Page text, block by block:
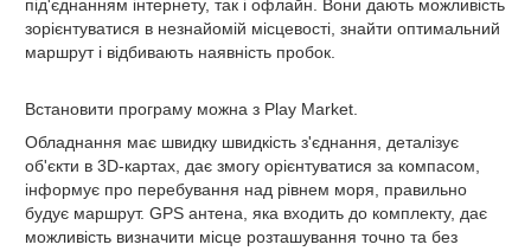
під'єднанням інтернету, так і офлайн. Вони дають можливість
зорієнтуватися в незнайомій місцевості, знайти оптимальний
маршрут і відбивають наявність пробок.
Встановити програму можна з Play Market.
Обладнання має швидку швидкість з'єднання, деталізує
об'єкти в 3D-картах, дає змогу орієнтуватися за компасом,
інформує про перебування над рівнем моря, правильно
будує маршрут. GPS антена, яка входить до комплекту, дає
можливість визначити місце розташування точно та без